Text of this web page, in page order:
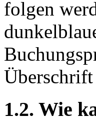
folgen
1.2. Wie